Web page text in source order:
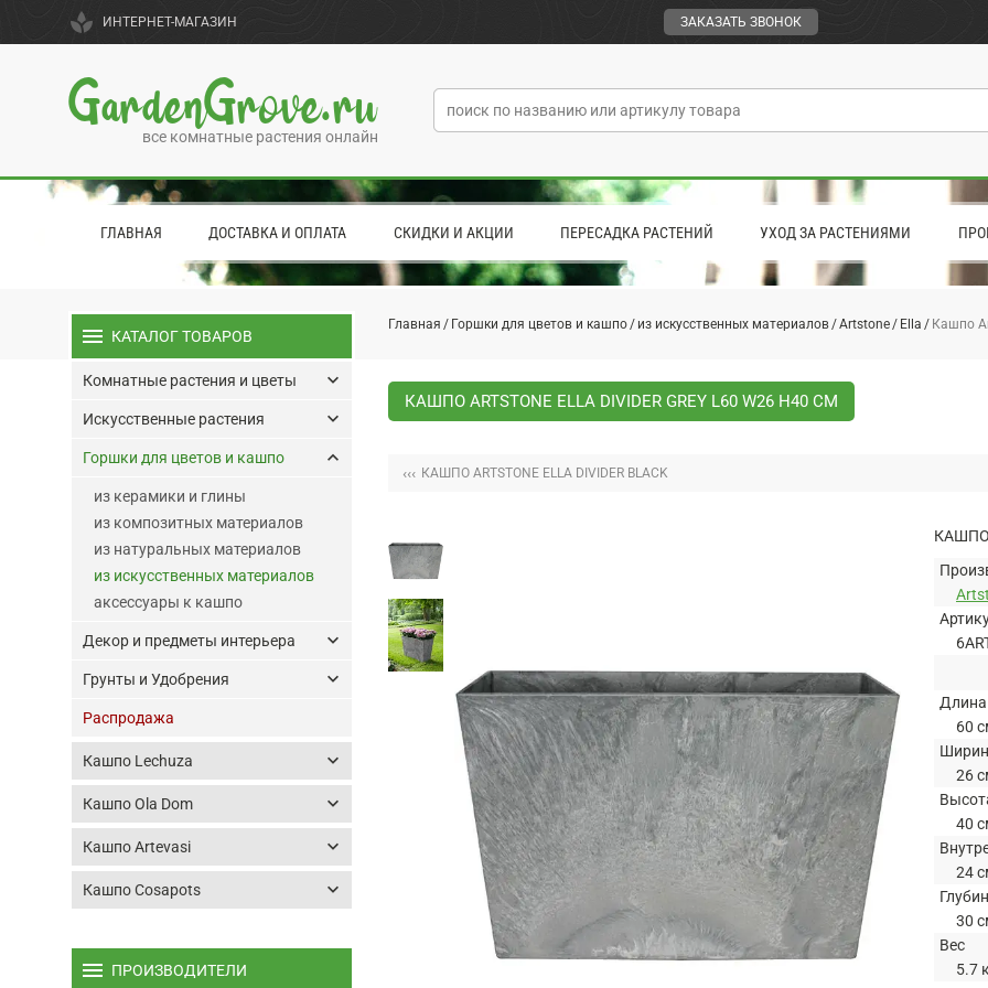
spa ИНТЕРНЕТ-МАГАЗИН ЗАКАЗАТЬ ЗВОНОК
GardenGrove.ru
все комнатные растения онлайн
ГЛАВНАЯ ДОСТАВКА И ОПЛАТА СКИДКИ И АКЦИИ ПЕРЕСАДКА РАСТЕНИЙ УХОД ЗА РАСТЕНИЯМИ
Главная Горшки для цветов и кашпо из искусственных материалов Artstone Ella Кашпо
КАШПО ARTSTONE ELLA DIVIDER GREY L60 W26 H40 СМ
‹‹‹ КАШПО ARTSTONE ELLA DIVIDER BLACK
КАШПО
Длина
60
26
40
24
30
Вес
5.7
menu КАТАЛОГ ТОВАРОВ
Комнатные растения и цветы keyboard_arrow_down
Искусственные растения keyboard_arrow_down
Горшки для цветов и кашпо keyboard_arrow_up
из керамики и глины
из композитных материалов
из натуральных материалов
из искусственных материалов
аксессуары к кашпо
Декор и предметы интерьера keyboard_arrow_down
Грунты и Удобрения keyboard_arrow_down
Распродажа
Кашпо Lechuza keyboard_arrow_down
Кашпо Ola Dom keyboard_arrow_down
Кашпо Artevasi keyboard_arrow_down
Кашпо Cosapots keyboard_arrow_down
menu ПРОИЗВОДИТЕЛИ